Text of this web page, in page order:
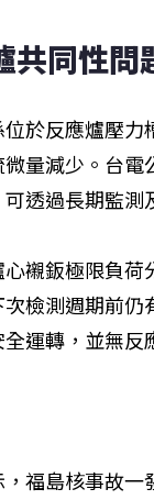
共同性問
於反應爐壓
量減少。台
透過長期監測
襯鈑極限負
檢測週期前
運轉，並無反
福島核事故